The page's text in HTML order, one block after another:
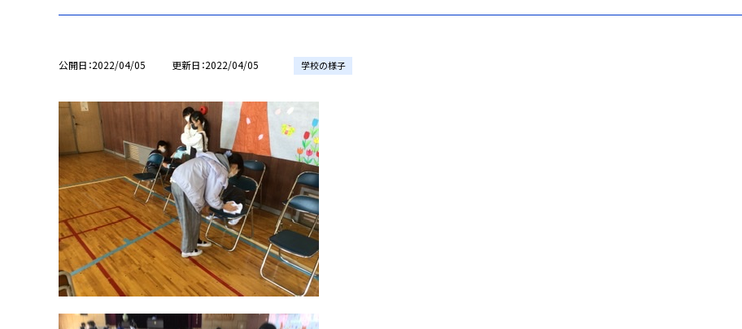
公開日 2022/04/05 更新日 2022/04/05 学校の様子